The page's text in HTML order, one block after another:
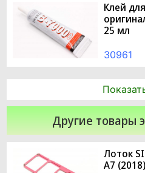
Клей
25 мл
30961
Другие товары
Лоток
A7